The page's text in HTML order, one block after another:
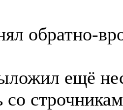
обратно-
ещё